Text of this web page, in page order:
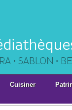
Cuisiner